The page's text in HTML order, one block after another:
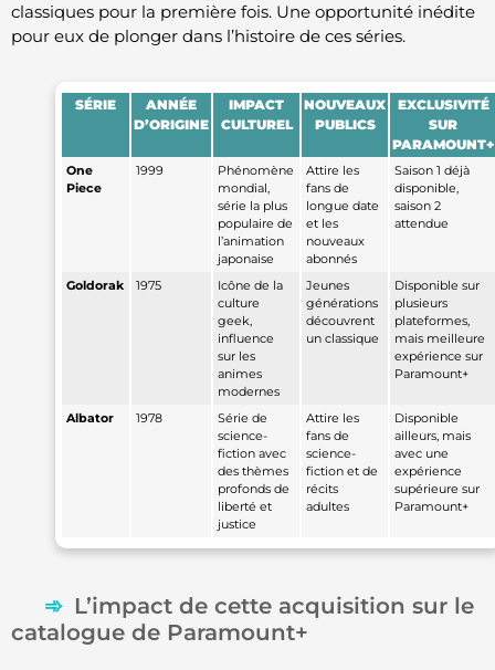
classiques pour la première fois. Une opportunité inédite
pour eux de plonger dans l’histoire de ces séries.
SÉRIE
ANNÉE
D’ORIGINE
IMPACT
CULTUREL
NOUVEAUX
PUBLICS
EXCLUSIVITÉ
SUR
PARAMOUNT+
One
Piece
1999
Phénomène
mondial,
série la plus
populaire de
l’animation
japonaise
Attire les
fans de
longue date
et les
nouveaux
abonnés
Saison 1 déjà
disponible,
saison 2
attendue
Goldorak 1975
Icône de la
culture
geek,
influence
sur les
animes
modernes
Jeunes
générations
découvrent
un classique
Disponible sur
plusieurs
plateformes,
mais meilleure
expérience sur
Paramount+
Albator 1978
Série de
science-
fiction avec
des thèmes
profonds de
liberté et
justice
Attire les
fans de
science-
fiction et de
récits
adultes
Disponible
ailleurs, mais
avec une
expérience
supérieure sur
Paramount+
L’impact de cette acquisition sur le
catalogue de Paramount+